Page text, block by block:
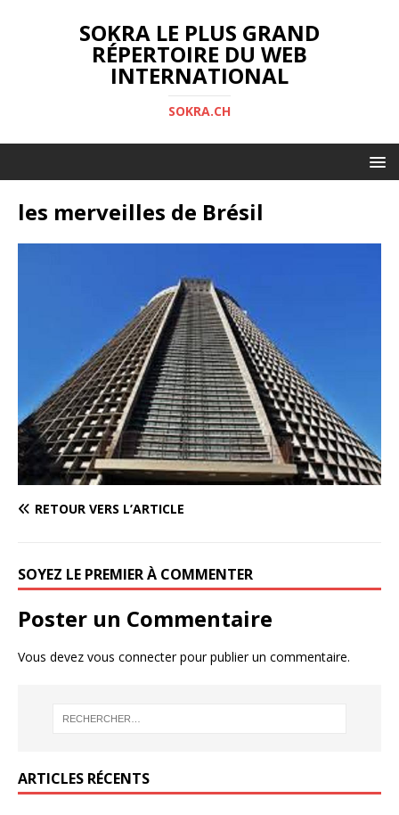
SOKRA LE PLUS GRAND
RÉPERTOIRE DU WEB
INTERNATIONAL
SOKRA.CH
les merveilles de Brésil
RETOUR VERS L’ARTICLE
SOYEZ LE PREMIER À COMMENTER
Poster un Commentaire
Vous devez vous connecterpour publier un commentaire.
ARTICLES RÉCENTS